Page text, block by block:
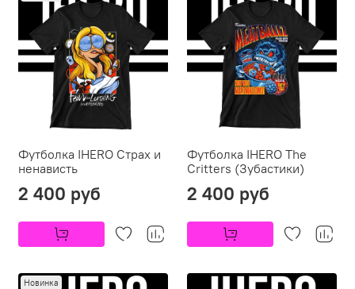
Футболка IHERO Страх и
ненависть
2 400 руб
Футболка IHERO The
Critters (Зубастики)
2 400 руб
Новинка